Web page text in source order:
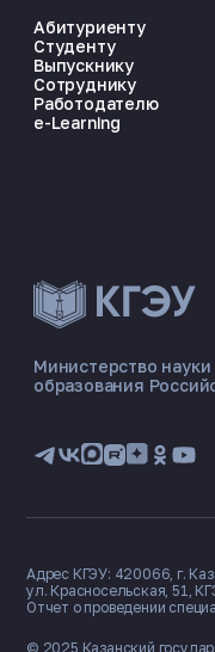
🏠
Министерство
образования
Абитуриенту
Студенту
Выпускнику
Сотруднику
Работодателю
e-Learning
© 2025 Казанский
Адрес КГЭУ: 420066, г.
ул. Красносельская, 51,
Отчет о проведении